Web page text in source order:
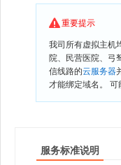
重要提示
我司所有虚拟主机
院、民营医院、弓
信线路的云服务器
才能绑定域名。
服务标准说明